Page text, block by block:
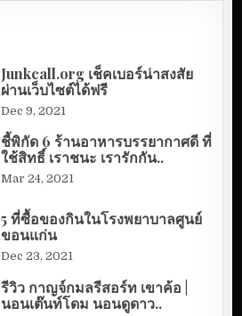
Junkcall.org เช็คเบอร์น่าสงสัย
ผ่านเว็บไซต์ได้ฟรี
Dec 9, 2021
ชี้พิกัด 6 ร้านอาหารบรรยากาศดี ที่
ใช้สิทธิ์ เราชนะ เรารักกัน..
Mar 24, 2021
5 ที่ซื้อของกินในโรงพยาบาลศูนย์
ขอนแก่น
Dec 23, 2021
รีวิว กาญจ์กมลรีสอร์ท เขาค้อ |
นอนเต๊นท์โดม นอนดูดาว..